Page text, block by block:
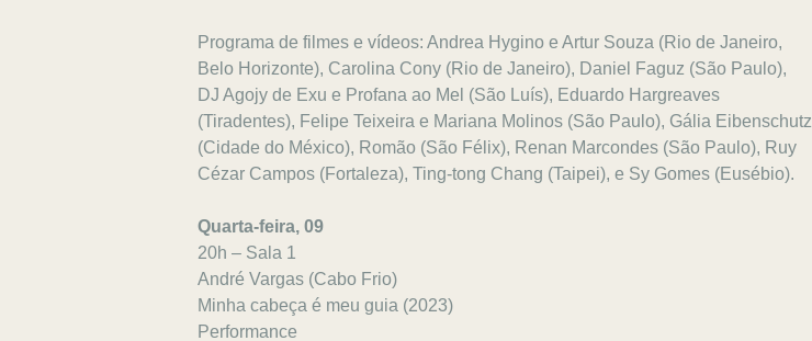
Programa de filmes e vídeos: Andrea Hygino e Artur Souza (Rio de Janeiro,
Belo Horizonte), Carolina Cony (Rio de Janeiro), Daniel Faguz (São Paulo),
DJ Agojy de Exu e Profana ao Mel (São Luís), Eduardo Hargreaves
(Tiradentes), Felipe Teixeira e Mariana Molinos (São Paulo), Gália Eibenschutz
(Cidade do México), Romão (São Félix), Renan Marcondes (São Paulo), Ruy
Cézar Campos (Fortaleza), Ting-tong Chang (Taipei), e Sy Gomes (Eusébio).
Quarta-feira, 09
20h – Sala 1
André Vargas (Cabo Frio)
Minha cabeça é meu guia (2023)
Performance